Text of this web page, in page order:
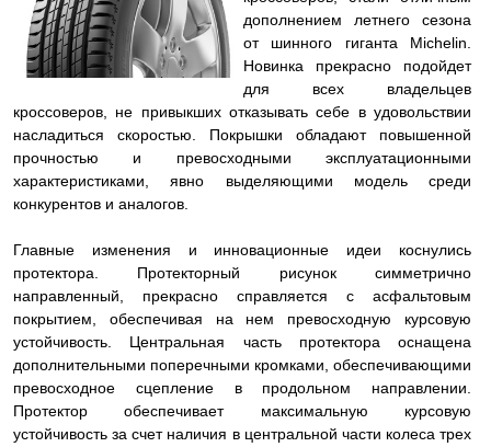
дополнением летнего сезона
от шинного гиганта Michelin.
Новинка прекрасно подойдет
для всех владельцев
кроссоверов, не привыкших отказывать себе в удовольствии
насладиться скоростью. Покрышки обладают повышенной
прочностью и превосходными эксплуатационными
характеристиками, явно выделяющими модель среди
конкурентов и аналогов.
Главные изменения и инновационные идеи коснулись
протектора. Протекторный рисунок симметрично
направленный, прекрасно справляется с асфальтовым
покрытием, обеспечивая на нем превосходную курсовую
устойчивость. Центральная часть протектора оснащена
дополнительными поперечными кромками, обеспечивающими
превосходное сцепление в продольном направлении.
Протектор обеспечивает максимальную курсовую
устойчивость за счет наличия в центральной части колеса трех